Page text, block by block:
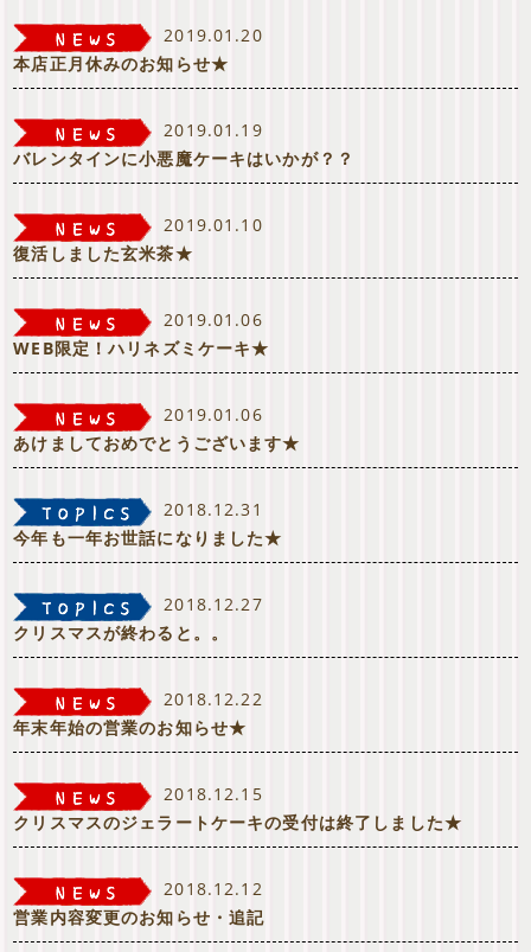
2019.01.20
本店正月休みのお知らせ★
2019.01.19
バレンタインに小悪魔ケーキはいかが？？
2019.01.10
復活しました玄米茶★
2019.01.06
WEB限定！ハリネズミケーキ★
2019.01.06
あけましておめでとうございます★
2018.12.31
今年も一年お世話になりました★
2018.12.27
クリスマスが終わると。。
2018.12.22
年末年始の営業のお知らせ★
2018.12.15
クリスマスのジェラートケーキの受付は終了しました★
2018.12.12
営業内容変更のお知らせ・追記